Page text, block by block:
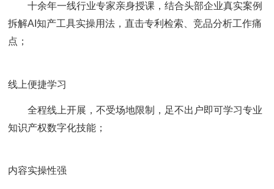
十余年一线行业专家亲身授课，结合头部企业真实案例
拆解AI知产工具实操用法，直击专利检索、竞品分析工作痛
点；
线上便捷学习
全程线上开展，不受场地限制，足不出户即可学习专业
知识产权数字化技能；
内容实操性强